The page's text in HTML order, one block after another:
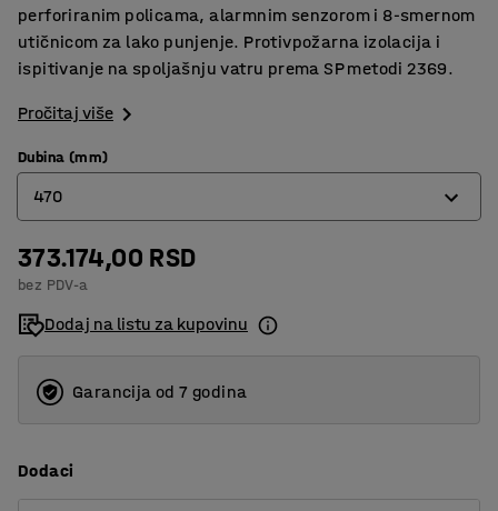
perforiranim policama, alarmnim senzorom i 8-smernom
utičnicom za lako punjenje. Protivpožarna izolacija i
ispitivanje na spoljašnju vatru prema SP metodi 2369.
Pročitaj više
Dubina (mm)
470
470
620
373.174,00 RSD
bez PDV-a
Dodaj na listu za kupovinu
Garancija od 7 godina
Dodaci